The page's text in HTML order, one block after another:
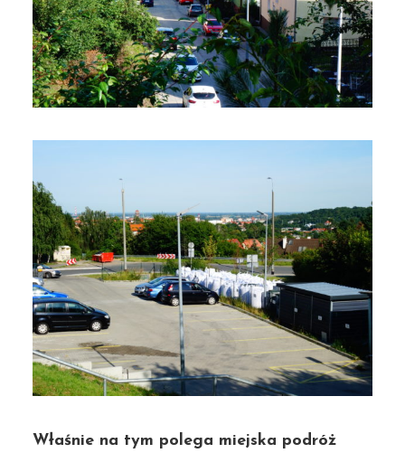
29 sierpnia 2019
4 min czytania
Autor:Kamil Sulewski
Właśnie na tym polega miejska podróż